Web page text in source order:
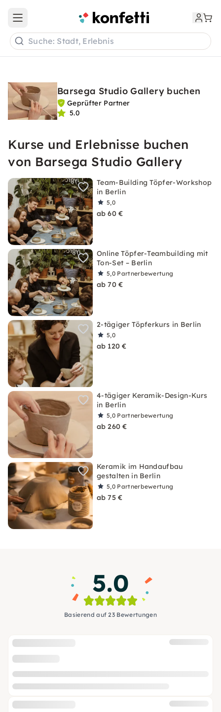
Open main menu
Suche: Stadt, Erlebnis
Barsega Studio Gallery buchen
Geprüfter Partner
5.0
Kurse und Erlebnisse buchen
von Barsega Studio Gallery
Team-Building Töpfer-Workshop
in Berlin
5,0
ab 60 €
Online Töpfer-Teambuilding mit
Ton-Set – Berlin
5,0 Partnerbewertung
ab 70 €
2-tägiger Töpferkurs in Berlin
5,0
ab 120 €
4-tägiger Keramik-Design-Kurs
in Berlin
5,0 Partnerbewertung
ab 260 €
Keramik im Handaufbau
gestalten in Berlin
5,0 Partnerbewertung
ab 75 €
5.0
Basierend auf 23 Bewertungen